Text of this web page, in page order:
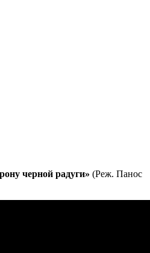
черной радуги» (Реж. Панос